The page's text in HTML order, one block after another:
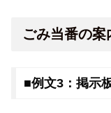
ごみ当番の案
■例文3：掲示